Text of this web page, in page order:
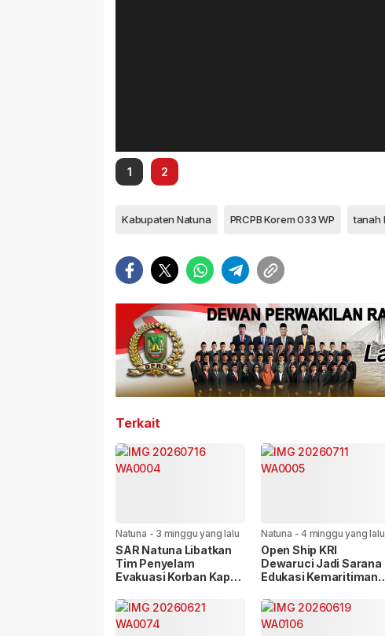
1 2
Kabupaten Natuna PRCPB Korem 033 WP
Terkait
Natuna - 3 minggu yang lalu
SAR Natuna Libatkan
Tim Penyelam
Evakuasi Korban Kapal
Natuna -4 minggu yang lalu
Open Ship KRI
Dewaruci Jadi Sarana
Edukasi Kemaritiman,
Generasi Muda Cintai
Laut